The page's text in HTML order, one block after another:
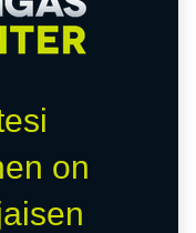
on